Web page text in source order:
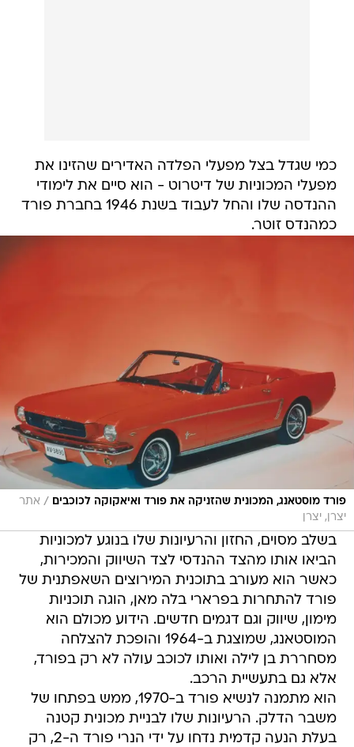
כמי שגדל בצל מפעלי הפלדה האדירים שהזינו את
מפעלי המכוניות של דיטרוט - הוא סיים את לימודי
ההנדסה שלו והחל לעבוד בשנת 1946 בחברת פורד
כמהנדס זוטר.
פורד מוסטאנג, המכונית שהזניקה את פורד ואיאקוקה לכוכבים / אתר
יצרן, יצרן
בשלב מסוים, החזון והרעיונות שלו בנוגע למכוניות
הביאו אותו מהצד ההנדסי לצד השיווק והמכירות,
כאשר הוא מעורב בתוכנית המירוצים השאפתנית של
פורד להתחרות בפרארי בלה מאן, הוגה תוכניות
מימון, שיווק וגם דגמים חדשים. הידוע מכולם הוא
המוסטאנג, שמוצגת ב-1964 והופכת להצלחה
מסחררת בן לילה ואותו לכוכב עולה לא רק בפורד,
אלא גם בתעשיית הרכב.
הוא מתמנה לנשיא פורד ב-1970, ממש בפתחו של
משבר הדלק. הרעיונות שלו לבניית מכונית קטנה
בעלת הנעה קדמית נדחו על ידי הנרי פורד ה-2, רק